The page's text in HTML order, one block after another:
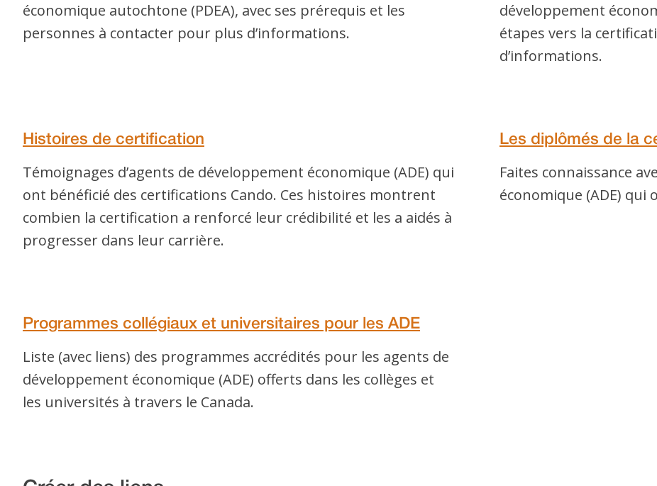
économique autochtone (PDEA), avec ses prérequis et les
personnes à contacter pour plus d’informations.
développement
étapes vers la
d’informations.
Histoires de certification
Témoignages d’agents de développement économique (ADE) qui
ont bénéficié des certifications Cando. Ces histoires montrent
combien la certification a renforcé leur crédibilité et les a aidés à
progresser dans leur carrière.
Les diplômés de la
Faites connaissance
économique (ADE) qui
Programmes collégiaux et universitaires pour les ADE
Liste (avec liens) des programmes accrédités pour les agents de
développement économique (ADE) offerts dans les collèges et
les universités à travers le Canada.